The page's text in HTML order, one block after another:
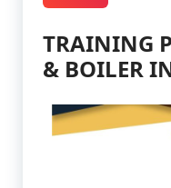
TRAINING
& BOILER